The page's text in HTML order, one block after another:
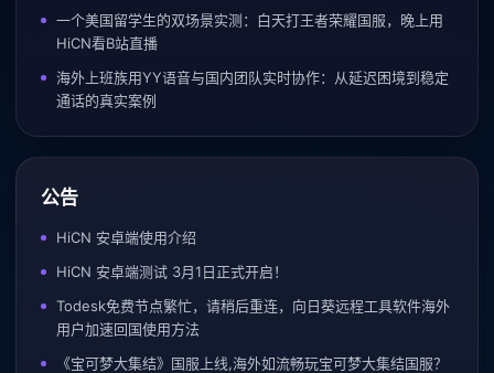
一个美国留学生的双场景实测：白天打王者荣耀国服，晚上用
HiCN看B站直播
海外上班族用YY语音与国内团队实时协作：从延迟困境到稳定
通话的真实案例
公告
HiCN 安卓端使用介绍
HiCN 安卓端测试 3月1日正式开启！
Todesk免费节点繁忙，请稍后重连，向日葵远程工具软件海外
用户加速回国使用方法
《宝可梦大集结》国服上线,海外如流畅玩宝可梦大集结国服？